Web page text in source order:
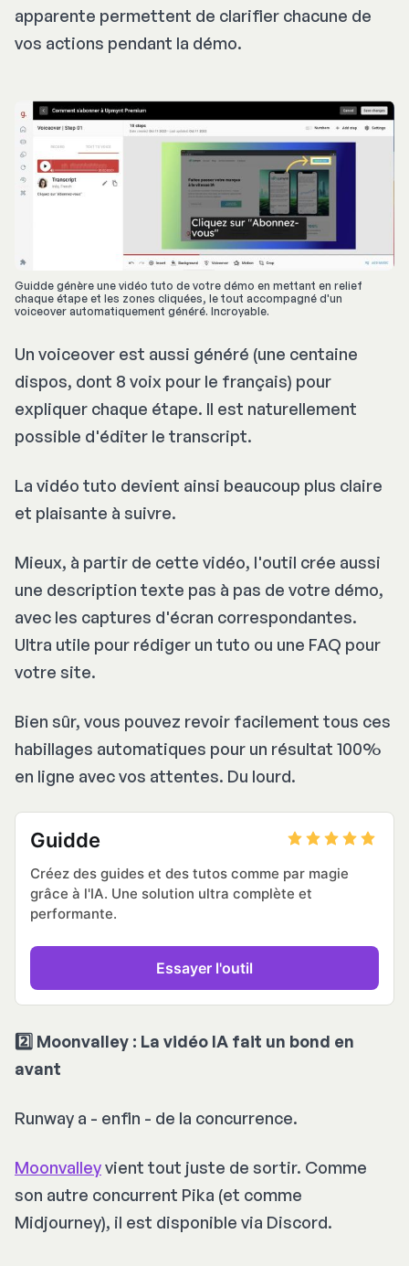
apparente permettent de clarifier chacune de
vos actions pendant la démo.
Guidde génère une vidéo tuto de votre démo en mettant en relief
chaque étape et les zones cliquées, le tout accompagné d'un
voiceover automatiquement généré. Incroyable.
Un voiceover est aussi généré (une centaine
dispos, dont 8 voix pour le français) pour
expliquer chaque étape. Il est naturellement
possible d'éditer le transcript.
La vidéo tuto devient ainsi beaucoup plus claire
et plaisante à suivre.
Mieux, à partir de cette vidéo, l'outil crée aussi
une description texte pas à pas de votre démo,
avec les captures d'écran correspondantes.
Ultra utile pour rédiger un tuto ou une FAQ pour
votre site.
Bien sûr, vous pouvez revoir facilement tous ces
habillages automatiques pour un résultat 100%
en ligne avec vos attentes. Du lourd.
Guidde
Créez des guides et des tutos comme par magie
grâce à l'IA. Une solution ultra complète et
performante.
Essayer l'outil
2️⃣ Moonvalley : La vidéo IA fait un bond en
avant
Runway a - enfin - de la concurrence.
Moonvalleyvient tout juste de sortir. Comme
son autre concurrent Pika (et comme
Midjourney), il est disponible via Discord.